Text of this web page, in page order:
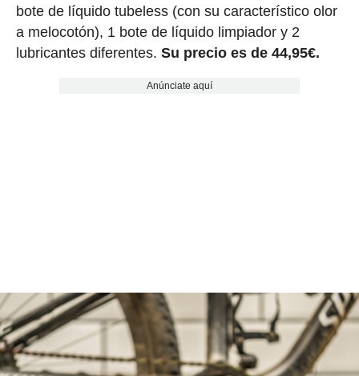
bote de líquido tubeless (con su característico olor
a melocotón), 1 bote de líquido limpiador y 2
lubricantes diferentes. Su precio es de 44,95€.
Anúnciate aquí